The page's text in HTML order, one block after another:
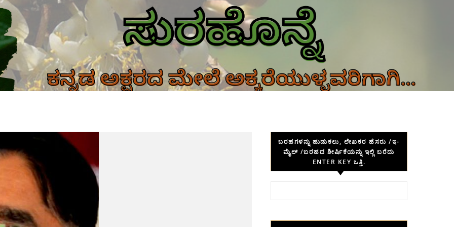
ಬರಹಗಳನ್ನು ಹುಡುಕಲು, ಲೇಖಕರ ಹೆಸರು /ಇ-
ಮೈಲ್ /ಬರಹದ ಶೀರ್ಷಿಕೆಯನ್ನು ಇಲ್ಲಿ ಬರೆದು
ENTER KEY ಒತ್ತಿ.